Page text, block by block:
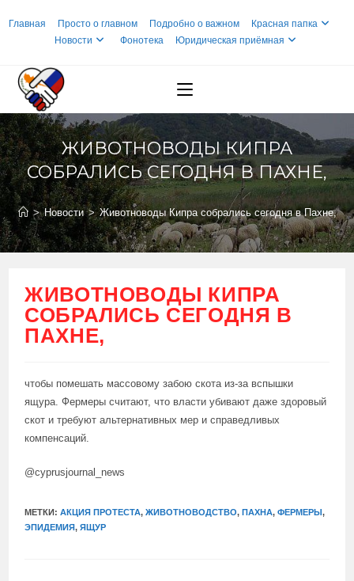
Главная Просто о главном Подробно о важном
Красная папка
Новости
Фонотека Юридическая приёмная
ЖИВОТНОВОДЫ КИПРА
СОБРАЛИСЬ СЕГОДНЯ В ПАХНЕ,
> Новости > Животноводы Кипра собрались сегодня в Пахне,
ЖИВОТНОВОДЫ КИПРА
СОБРАЛИСЬ СЕГОДНЯ В
ПАХНЕ,
чтобы помешать массовому забою скота из-за вспышки
ящура. Фермеры считают, что власти убивают даже здоровый
скот и требуют альтернативных мер и справедливых
компенсаций.
@cyprusjournal_news
МЕТКИ:АКЦИЯ ПРОТЕСТА, ЖИВОТНОВОДСТВО, ПАХНА, ФЕРМЕРЫ,
ЭПИДЕМИЯ, ЯЩУР